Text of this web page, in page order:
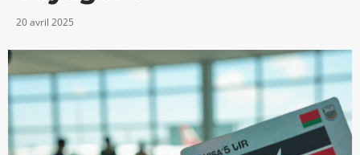
20 avril 2025